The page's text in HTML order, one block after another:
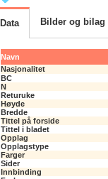
Data Bilder og bilag
Navn
Nasjonalitet
BC
N
Returuke
Høyde
Bredde
Tittel på forside
Tittel i bladet
Opplag
Opplagstype
Farger
Sider
Innbinding